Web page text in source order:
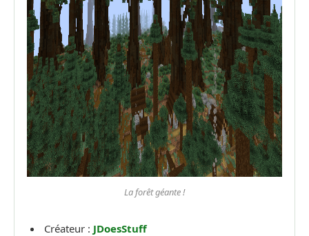
La forêt géante !
Créateur : JDoesStuff